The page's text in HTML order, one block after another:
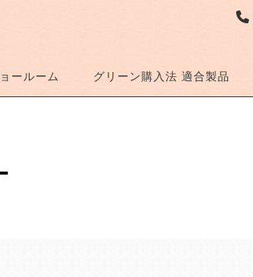
ールーム グリーン購入法 適合製品